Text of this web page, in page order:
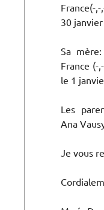
France(-
30 janvier
Sa
France (-
le 1
Les
Ana
Je vous